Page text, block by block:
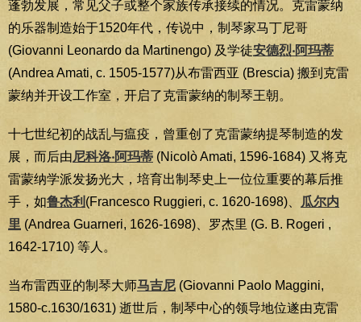
蓬勃发展，常见父子或整个家族传承接续的情况。克雷蒙纳
的乐器制造始于1520年代，传说中，制琴家马丁尼哥
(Giovanni Leonardo da Martinengo) 及学徒安德烈‧阿玛蒂
(Andrea Amati, c. 1505-1577)从布雷西亚 (Brescia) 搬到克雷
蒙纳并开设工作室，开启了克雷蒙纳的制琴王朝。
十七世纪初的战乱与瘟疫，曾重创了克雷蒙纳提琴制造的发
展，而后由尼科洛‧阿玛蒂 (Nicolò Amati, 1596-1684) 又将克
雷蒙纳学派发扬光大，培育出制琴史上一位位重要的幕后推
手，如鲁杰利 (Francesco Ruggieri, c. 1620-1698)、
瓜尔内
里 (Andrea Guarneri, 1626-1698)、罗杰里 (G. B. Rogeri ,
1642-1710) 等人。
当布雷西亚的制琴大师马吉尼 (Giovanni Paolo Maggini,
1580-c.1630/1631) 逝世后，制琴中心的领导地位遂由克雷